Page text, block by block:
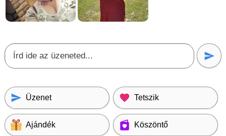
Üzenet Tetszik
Ajándék Köszöntő